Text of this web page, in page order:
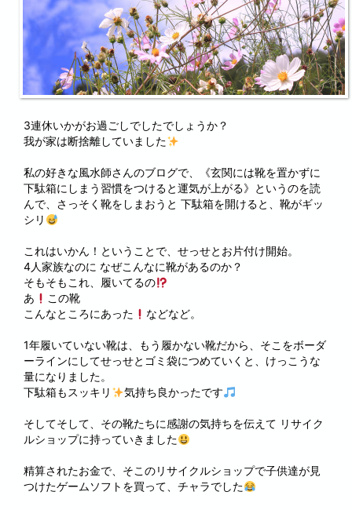
3連休いかがお過ごしでしたでしょうか？
我が家は断捨離していました
私の好きな風水師さんのブログで、《玄関には靴を置かずに
下駄箱にしまう習慣をつけると運気が上がる》というのを読
んで、さっそく靴をしまおうと 下駄箱を開けると、靴がギッ
シリ
これはいかん！ということで、せっせとお片付け開始。
4人家族なのに なぜこんなに靴があるのか？
そもそもこれ、履いてるの
あ
この靴
こんなところにあった
などなど。
1年履いていない靴は、もう履かない靴だから、そこをボーダ
ーラインにしてせっせとゴミ袋につめていくと、けっこうな
量になりました。
下駄箱もスッキリ
気持ち良かったです
そしてそして、その靴たちに感謝の気持ちを伝えて リサイク
ルショップに持っていきました
精算されたお金で、そこのリサイクルショップで子供達が見
つけたゲームソフトを買って、チャラでした